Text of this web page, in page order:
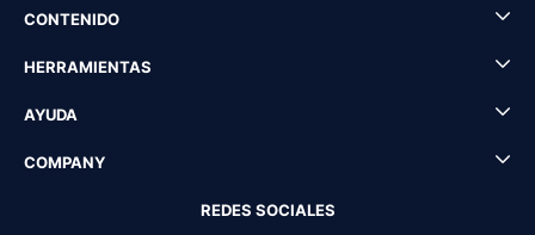
CONTENIDO
HERRAMIENTAS
AYUDA
COMPANY
REDES SOCIALES